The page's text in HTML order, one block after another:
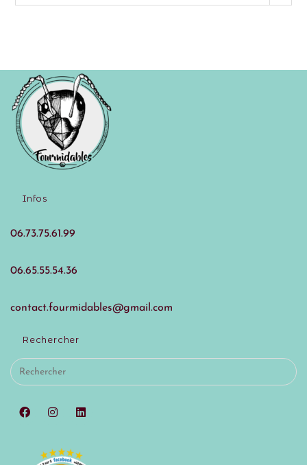
Infos
06.73.75.61.99
06.65.55.54.36
contact.fourmidables@gmail.com
Rechercher